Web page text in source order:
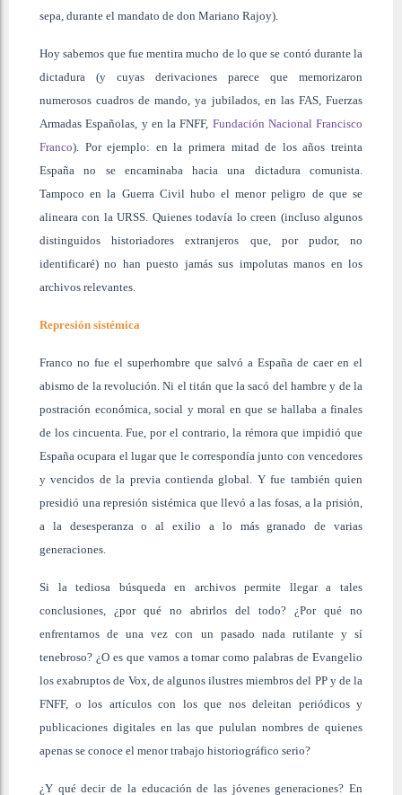
sepa, durante el mandato de don Mariano Rajoy).
Hoy sabemos que fue mentira mucho de lo que se contó durante la
dictadura (y cuyas derivaciones parece que memorizaron
numerosos cuadros de mando, ya jubilados, en las FAS, Fuerzas
Armadas Españolas, y en la FNFF, Fundación Nacional Francisco
Franco). Por ejemplo: en la primera mitad de los años treinta
España no se encaminaba hacia una dictadura comunista.
Tampoco en la Guerra Civil hubo el menor peligro de que se
alineara con la URSS. Quienes todavía lo creen (incluso algunos
distinguidos historiadores extranjeros que, por pudor, no
identificaré) no han puesto jamás sus impolutas manos en los
archivos relevantes.
Represión sistémica
Franco no fue el superhombre que salvó a España de caer en el
abismo de la revolución. Ni el titán que la sacó del hambre y de la
postración económica, social y moral en que se hallaba a finales
de los cincuenta. Fue, por el contrario, la rémora que impidió que
España ocupara el lugar que le correspondía junto con vencedores
y vencidos de la previa contienda global. Y fue también quien
presidió una represión sistémica que llevó a las fosas, a la prisión,
a la desesperanza o al exilio a lo más granado de varias
generaciones.
Si la tediosa búsqueda en archivos permite llegar a tales
conclusiones, ¿por qué no abrirlos del todo? ¿Por qué no
enfrentarnos de una vez con un pasado nada rutilante y sí
tenebroso? ¿O es que vamos a tomar como palabras de Evangelio
los exabruptos de Vox, de algunos ilustres miembros del PP y de la
FNFF, o los artículos con los que nos deleitan periódicos y
publicaciones digitales en las que pululan nombres de quienes
apenas se conoce el menor trabajo historiográfico serio?
¿Y qué decir de la educación de las jóvenes generaciones? En